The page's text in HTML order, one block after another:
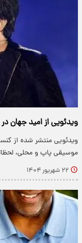
ویدئویی از امید جهان
ویدئویی منتشر شده از
موسیقی پاپ و محلی،
۲۲ شهریور ۱۴۰۴